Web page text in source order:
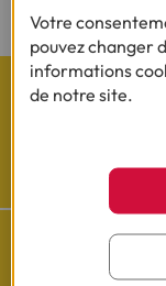
Votre
pouvez changer
informations
de notre site.